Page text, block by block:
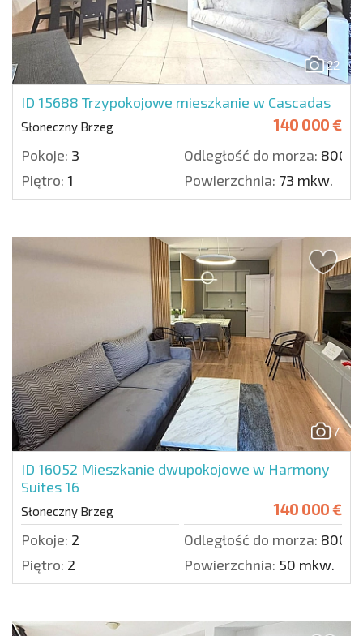
22
ID 15688 Trzypokojowe mieszkanie w Cascadas
Słoneczny Brzeg 140 000 €
Pokoje: 3 Odległość do morza: 800
Piętro: 1 Powierzchnia: 73 mkw.
7
ID 16052 Mieszkanie dwupokojowe w Harmony
Suites 16
Słoneczny Brzeg 140 000 €
Pokoje: 2 Odległość do morza: 800
Piętro: 2 Powierzchnia: 50 mkw.